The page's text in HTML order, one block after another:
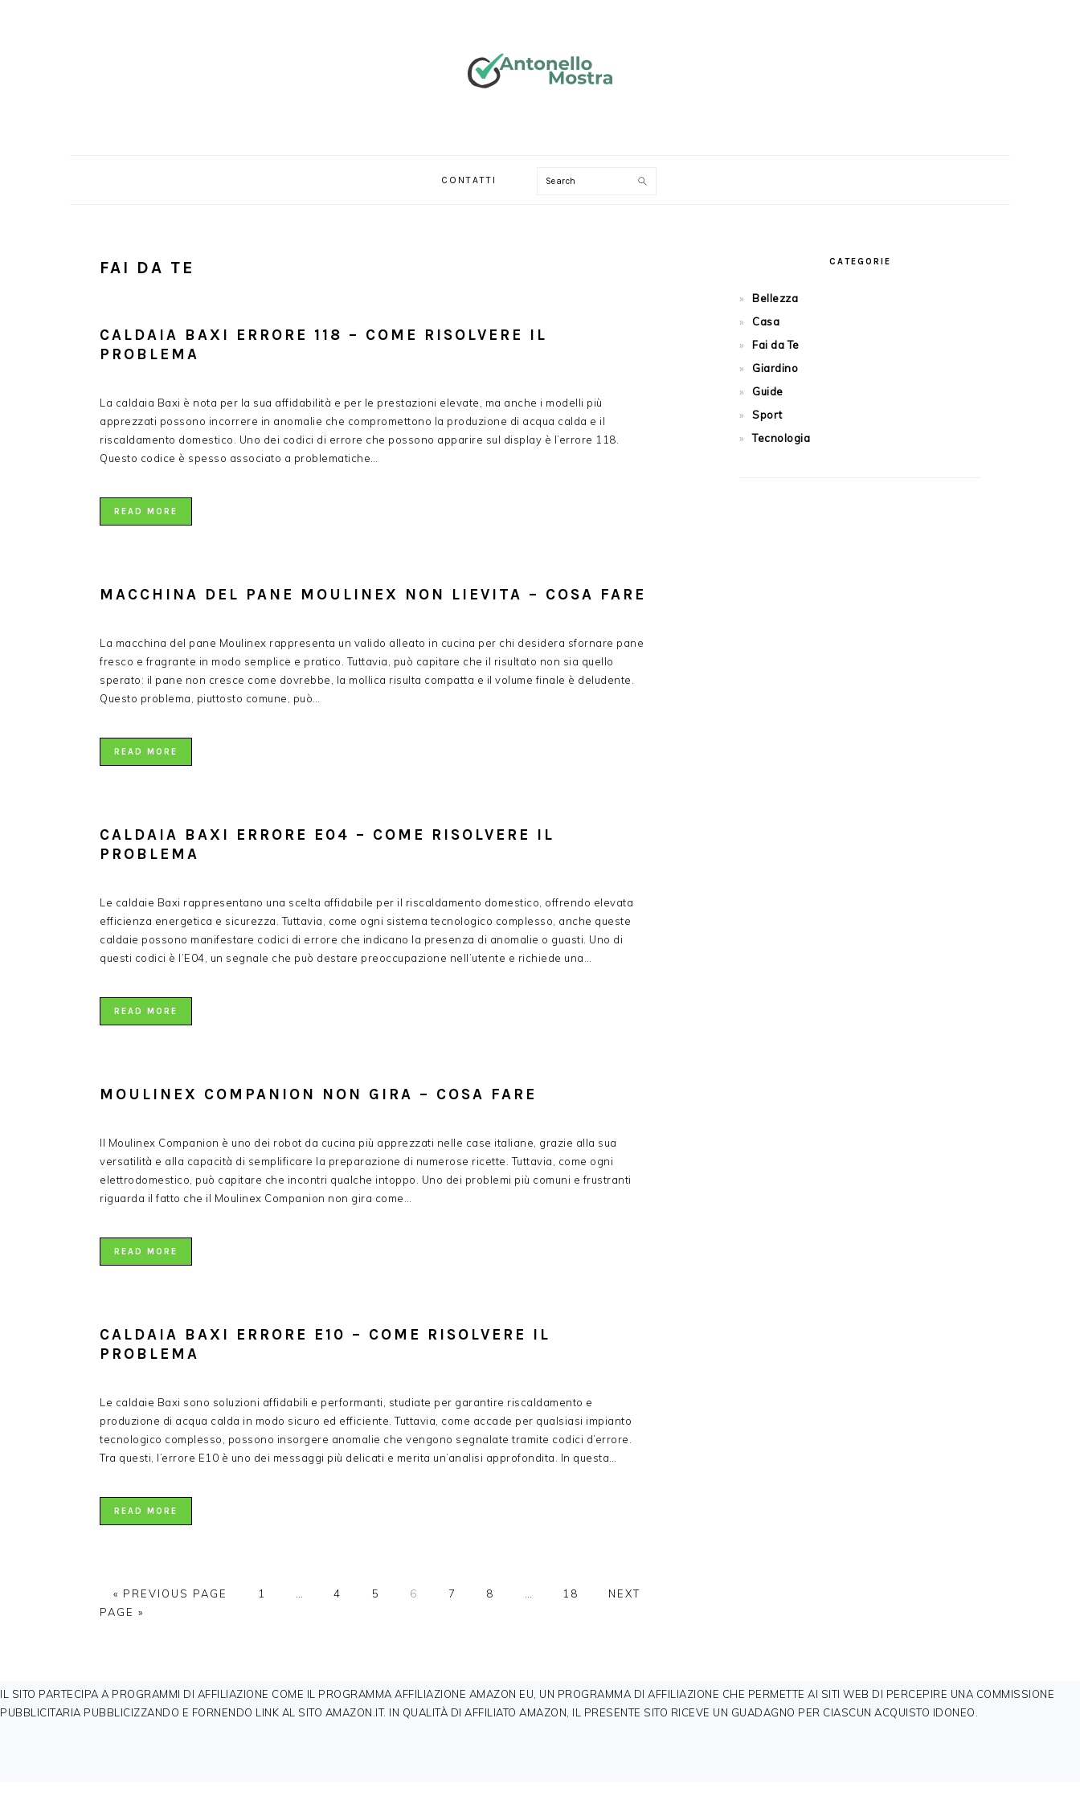
CONTATTI Search
FAI DA TE
CALDAIA BAXI ERRORE 118 – COME RISOLVERE IL
PROBLEMA​
La caldaia Baxi è nota per la sua affidabilità e per le prestazioni elevate, ma anche i modelli più
apprezzati possono incorrere in anomalie che compromettono la produzione di acqua calda e il
riscaldamento domestico. Uno dei codici di errore che possono apparire sul display è l’errore 118.
Questo codice è spesso associato a problematiche…
READ MORE
MACCHINA DEL PANE MOULINEX NON LIEVITA​ – COSA FARE
La macchina del pane Moulinex rappresenta un valido alleato in cucina per chi desidera sfornare pane
fresco e fragrante in modo semplice e pratico. Tuttavia, può capitare che il risultato non sia quello
sperato: il pane non cresce come dovrebbe, la mollica risulta compatta e il volume finale è deludente.
Questo problema, piuttosto comune, può…
READ MORE
CALDAIA BAXI ERRORE E04 – COME RISOLVERE IL
PROBLEMA​
Le caldaie Baxi rappresentano una scelta affidabile per il riscaldamento domestico, offrendo elevata
efficienza energetica e sicurezza. Tuttavia, come ogni sistema tecnologico complesso, anche queste
caldaie possono manifestare codici di errore che indicano la presenza di anomalie o guasti. Uno di
questi codici è l’E04, un segnale che può destare preoccupazione nell’utente e richiede una…
READ MORE
MOULINEX COMPANION NON GIRA​ – COSA FARE
Il Moulinex Companion è uno dei robot da cucina più apprezzati nelle case italiane, grazie alla sua
versatilità e alla capacità di semplificare la preparazione di numerose ricette. Tuttavia, come ogni
elettrodomestico, può capitare che incontri qualche intoppo. Uno dei problemi più comuni e frustranti
riguarda il fatto che il Moulinex Companion non gira come…
READ MORE
CALDAIA BAXI ERRORE E10 – COME RISOLVERE IL
PROBLEMA​
Le caldaie Baxi sono soluzioni affidabili e performanti, studiate per garantire riscaldamento e
produzione di acqua calda in modo sicuro ed efficiente. Tuttavia, come accade per qualsiasi impianto
tecnologico complesso, possono insorgere anomalie che vengono segnalate tramite codici d’errore.
Tra questi, l’errore E10 è uno dei messaggi più delicati e merita un’analisi approfondita. In questa…
READ MORE
« GO
TO
PREVIOUS PAGE PAGE
1 PAGE
4 PAGE
5 PAGE
6 PAGE
7 PAGE
8 PAGE
18
GO
NEXT
PAGE »
CATEGORIE
Bellezza
Casa
Fai da Te
Giardino
Guide
Sport
Tecnologia
FOOTER
IL SITO PARTECIPA A PROGRAMMI DI AFFILIAZIONE COME IL PROGRAMMA AFFILIAZIONE AMAZON EU, UN PROGRAMMA DI AFFILIAZIONE CHE PERMETTE AI SITI WEB DI PERCEPIRE UNA COMMISSIONE
PUBBLICITARIA PUBBLICIZZANDO E FORNENDO LINK AL SITO AMAZON.IT. IN QUALITÀ DI AFFILIATO AMAZON, IL PRESENTE SITO RICEVE UN GUADAGNO PER CIASCUN ACQUISTO IDONEO.